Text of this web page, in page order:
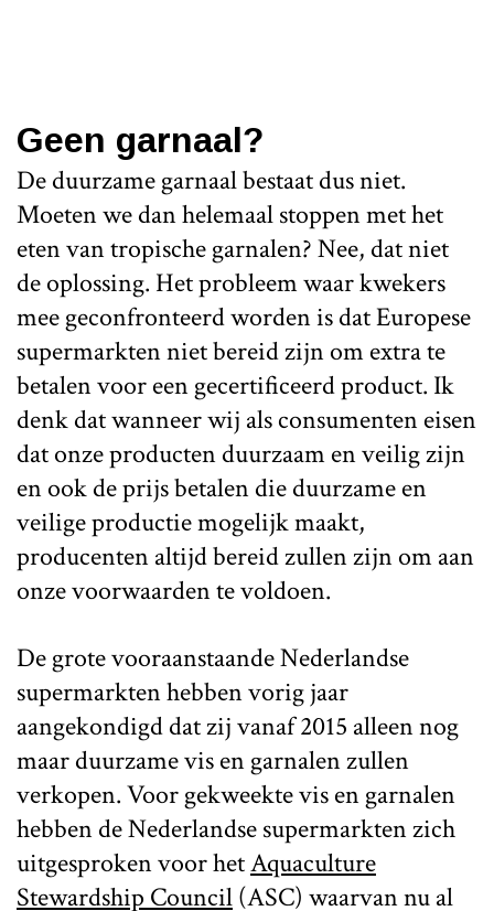
Geen garnaal?
De duurzame garnaal bestaat dus niet.
Moeten we dan helemaal stoppen met het
eten van tropische garnalen? Nee, dat niet
de oplossing. Het probleem waar kwekers
mee geconfronteerd worden is dat Europese
supermarkten niet bereid zijn om extra te
betalen voor een gecertificeerd product. Ik
denk dat wanneer wij als consumenten eisen
dat onze producten duurzaam en veilig zijn
en ook de prijs betalen die duurzame en
veilige productie mogelijk maakt,
producenten altijd bereid zullen zijn om aan
onze voorwaarden te voldoen.
De grote vooraanstaande Nederlandse
supermarkten hebben vorig jaar
aangekondigd dat zij vanaf 2015 alleen nog
maar duurzame vis en garnalen zullen
verkopen. Voor gekweekte vis en garnalen
hebben de Nederlandse supermarkten zich
uitgesproken voor hetAquaculture
Stewardship Council(ASC) waarvan nu al